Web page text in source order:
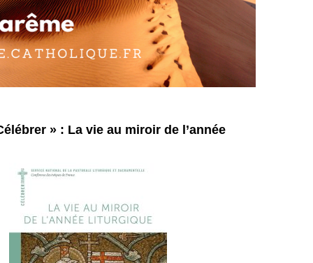
» : La vie au miroir de l’année